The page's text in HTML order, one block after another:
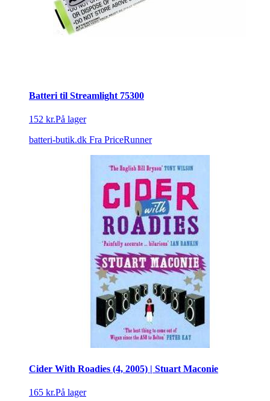
Batteri til Streamlight 75300
152 kr.På lager
batteri-butik.dk Fra PriceRunner
Cider With Roadies (4, 2005) | Stuart Maconie
165 kr.På lager